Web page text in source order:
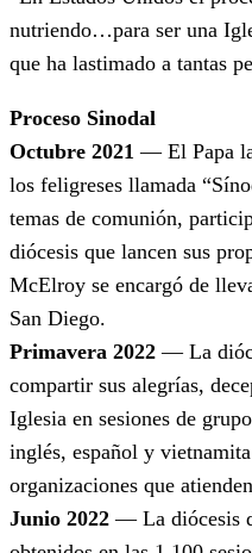
nutriendo…para ser una
que ha lastimado a tantas
Proceso Sinodal
Octubre 2021 — El Papa
los feligreses llamada
temas de comunión,
diócesis que lancen sus
McElroy se encargó de
San Diego.
Primavera 2022 — La
compartir sus alegrías,
Iglesia en sesiones de
inglés, español y
organizaciones que
Junio 2022 — La diócesis